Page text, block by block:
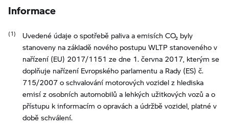
Informace
Uvedené údaje o spotřebě paliva a emisích CO₂ byly
stanoveny na základě nového postupu WLTP stanoveného v
nařízení (EU) 2017/1151 ze dne 1. června 2017, kterým se
doplňuje nařízení Evropského parlamentu a Rady (ES) č.
715/2007 o schvalování motorových vozidel z hlediska
emisí z osobních automobilů a lehkých užitkových vozů a o
přístupu k informacím o opravách a údržbě vozidel, platné v
době schválení.